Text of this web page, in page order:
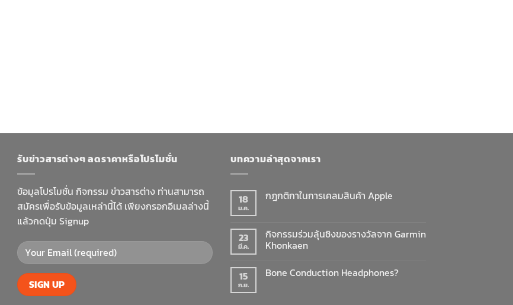
รับข่าวสารต่างๆ ลดราคาหรือโปรโมชั่น
ข้อมูลโปรโมชั่น กิจกรรม ข่าวสารต่าง ท่านสามารถ
สมัครเพื่อรับข้อมูลเหล่านี้ได้ เพียงกรอกอีเมลล่างนี้
แล้วกดปุ่ม Signup
บทความล่าสุดจากเรา
18
ม.ค.
กฎกติกาในการเคลมสินค้า Apple
บน
กฎ
กติกา
เคลม
สินค้า
23
มี.ค.
กิจกรรมร่วมลุ้นชิงของรางวัลจาก Garmin
Khonkaen
เห็น
15
ก.ย.
Bone Conduction Headphones?